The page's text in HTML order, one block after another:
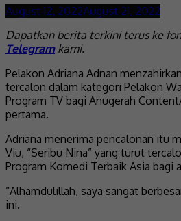
August 12, 2022August 21, 2022
Dapatkan berita terkini terus ke
Telegramkami.
Pelakon Adriana Adnan
tercalon dalam kategori Pelakon
Program TV bagi Anugerah
pertama.
Adriana menerima pencalonan itu
Viu, “Seribu Nina” yang turut
Program Komedi Terbaik Asia bagi
“Alhamdulillah, saya sangat
ini.